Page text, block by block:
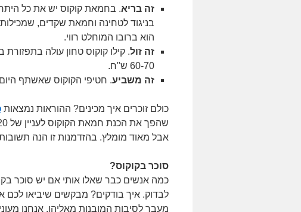
זה בריא. בחמאת קוקוס יש את כל
בניגוד לטחינה וחמאת שקדים,
הוא ברובו המוחלט רווי.
זה זול
60-70 ש"ח.
זה משביע. חטיפי הקוקוס שאשתף היום
כולם זוכרים איך מכינים? ההוראות נמצאות
אבל מאוד מומלץ. בהזדמנות זו הנה
סוכר בקוקוס?
כמה אנשים כבר שאלו אותי אם יש סוכר
לבדוק. איך בודקים? מבקשים שיביאו לכם
מעבר לסיבות המובנות מאליהן, אנחנו